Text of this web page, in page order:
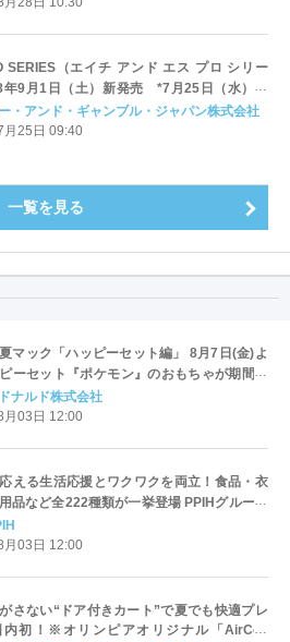
SERIES（エイチ アンド エス プロ シリー
年9月1日（土）新発売 *7月25日（水）～
行発売スタート
・アンド・ギャンブル・ジャパン株式会社
月25日 09:40
一覧を見る
マック「ハッピーセット編」 8月7日(金)よ
ーセット『ポケモン』のおもちゃが期間限
ナルド株式会社
月03日 12:00
える生活応援とワクワクを両立！食品・衣
品など全222種類が一挙登場 PPIHグループ
＆セール 8月6日(木)より順次スタート
月03日 12:00
さない“ドア付きカート”で夏でも快適プレ
！※オリンピアオリジナル「AirCon